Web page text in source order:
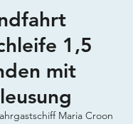
1,5
mit
Maria Croon